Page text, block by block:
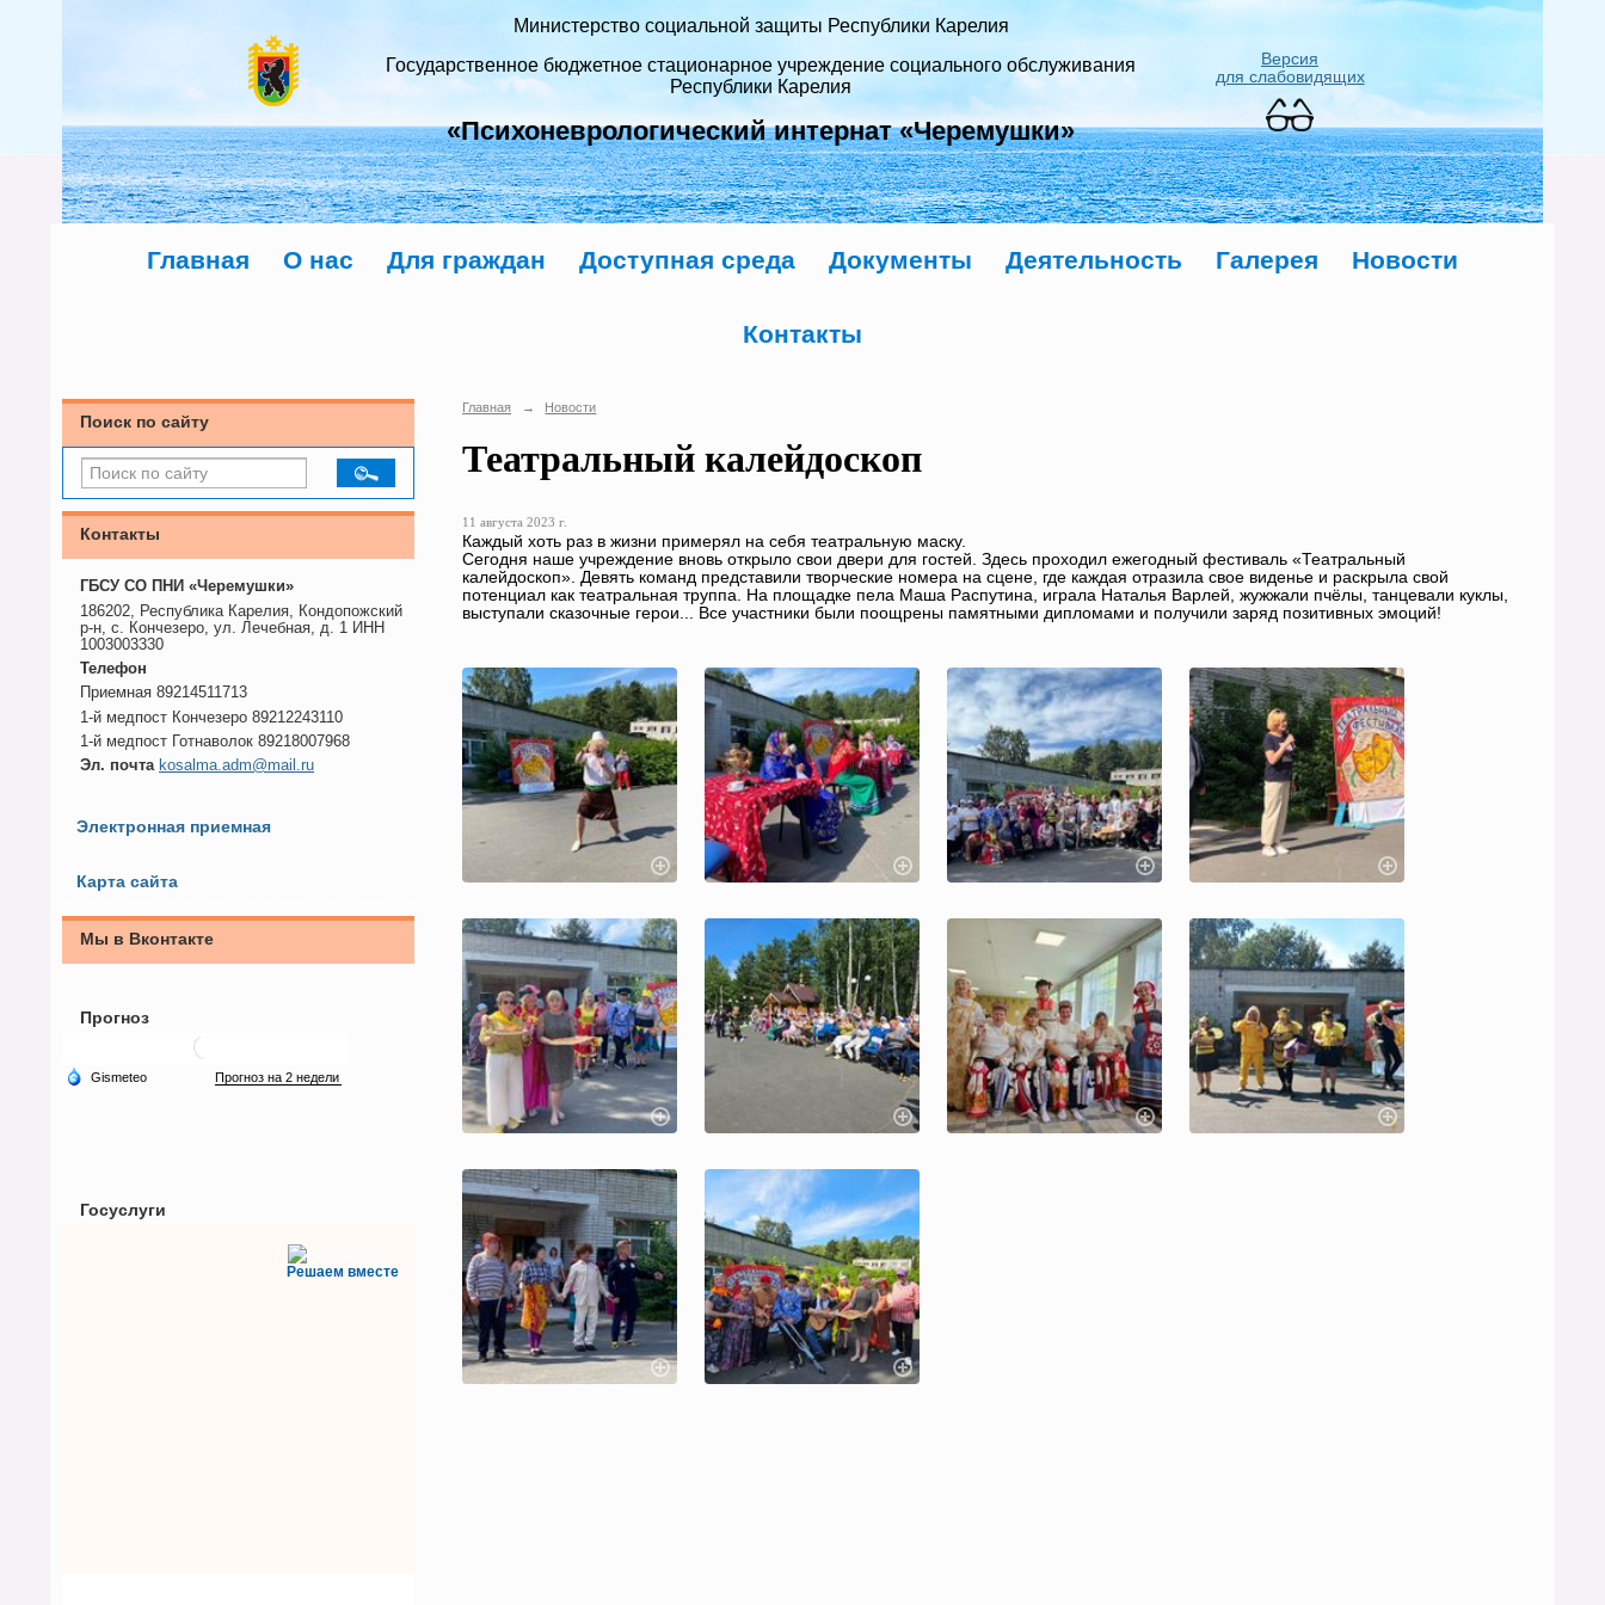
Министерство социальной защиты Республики Карелия
Государственное бюджетное стационарное учреждение социального обслуживания
Республики Карелия
«Психоневрологический интернат «Черемушки»
Версия
для слабовидящих
Главная О нас Для граждан Доступная среда Документы Деятельность Галерея Новости
Контакты
Поиск по сайту
Контакты
ГБСУ СО ПНИ «Черемушки»
186202, Республика Карелия, Кондопожский
р-н, с. Кончезеро, ул. Лечебная, д. 1 ИНН
1003003330
Телефон
Приемная 89214511713
1-й медпост Кончезеро 89212243110
1-й медпост Готнаволок 89218007968
Эл. почта kosalma.adm@mail.ru
Электронная приемная
Карта сайта
Мы в Вконтакте
Прогноз
Госуслуги
Решаем вместе
Главная → Новости
Театральный калейдоскоп
11 августа 2023 г.
Каждый хоть раз в жизни примерял на себя театральную маску.
Сегодня наше учреждение вновь открыло свои двери для гостей. Здесь проходил ежегодный фестиваль «Театральный
калейдоскоп». Девять команд представили творческие номера на сцене, где каждая отразила свое виденье и раскрыла свой
потенциал как театральная труппа. На площадке пела Маша Распутина, играла Наталья Варлей, жужжали пчёлы, танцевали куклы,
выступали сказочные герои... Все участники были поощрены памятными дипломами и получили заряд позитивных эмоций!